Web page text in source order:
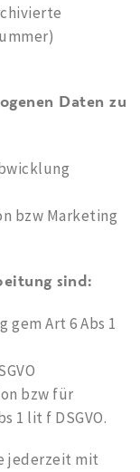
Daten zu
bzw Marketing
sind:
Art 6 Abs 1
bzw für
1 lit f DSGVO.
jederzeit mit